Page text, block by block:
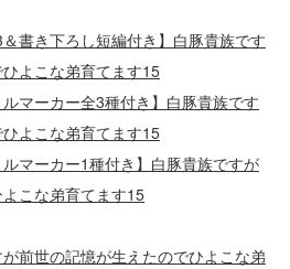
書き下ろし短編付き】白豚貴族です
よこな弟育てます15
マーカー全3種付き】白豚貴族です
よこな弟育てます15
ルマーカー1種付き】白豚貴族ですが
こな弟育てます15
前世の記憶が生えたのでひよこな弟